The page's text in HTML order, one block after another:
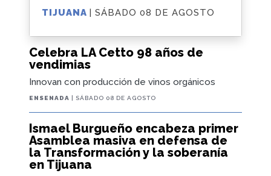
Celebra LA Cetto 98 años de
vendimias
Innovan con producción de vinos orgánicos
ENSENADA | SÁBADO 08 DE AGOSTO
Ismael Burgueño encabeza primer
Asamblea masiva en defensa de
la Transformación y la soberanía
en Tijuana
TIJUANA | SÁBADO 08 DE AGOSTO